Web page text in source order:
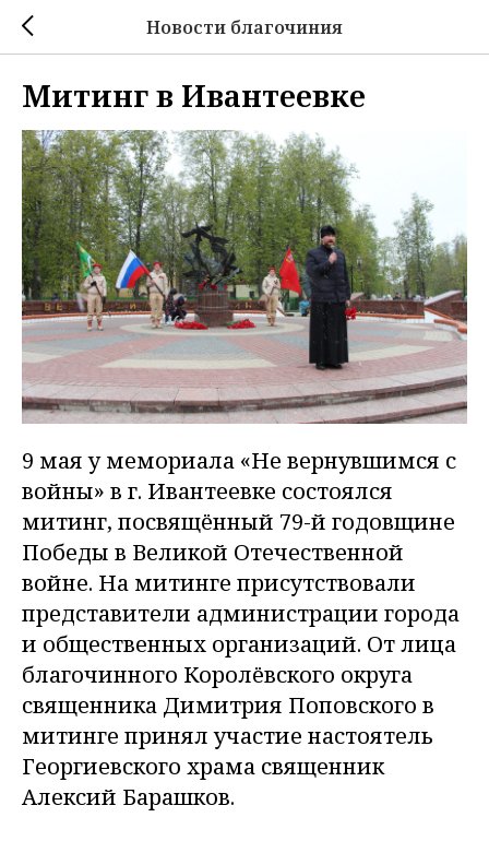
Новости благочиния
Митинг в Ивантеевке
9 мая у мемориала «Не вернувшимся с
войны» в г. Ивантеевке состоялся
митинг, посвящённый 79-й годовщине
Победы в Великой Отечественной
войне. На митинге присутствовали
представители администрации города
и общественных организаций. От лица
благочинного Королёвского округа
священника Димитрия Поповского в
митинге принял участие настоятель
Георгиевского храма священник
Алексий Барашков.